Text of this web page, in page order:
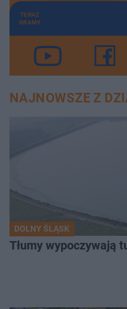
TERAZ
GRAMY
NAJNOWSZE Z
DOLNY ŚLĄSK
Tłumy wypoczywają